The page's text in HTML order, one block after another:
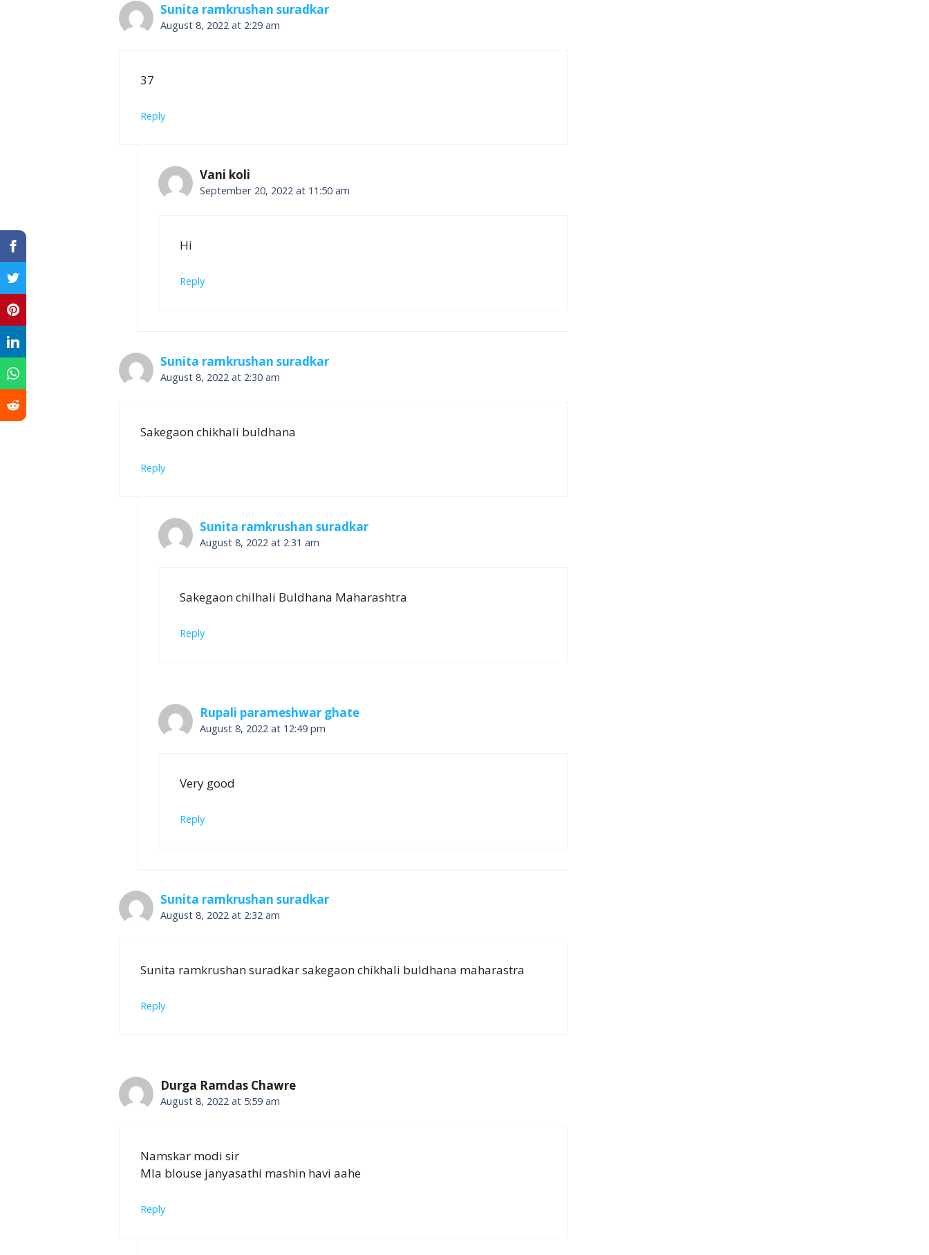
Sunita ramkrushan suradkar
August 8, 2022 at 2:29 am
37
Reply
Vani koli
September 20, 2022 at 11:50 am
Hi
Reply
Sunita ramkrushan suradkar
August 8, 2022 at 2:30 am
Sakegaon chikhali buldhana
Reply
Sunita ramkrushan suradkar
August 8, 2022 at 2:31 am
Sakegaon chilhali Buldhana Maharashtra
Reply
Rupali parameshwar ghate
August 8, 2022 at 12:49 pm
Very good
Reply
Sunita ramkrushan suradkar
August 8, 2022 at 2:32 am
Sunita ramkrushan suradkar sakegaon chikhali buldhana maharastra
Reply
Durga Ramdas Chawre
August 8, 2022 at 5:59 am
Namskar modi sir
Mla blouse janyasathi mashin havi aahe
Reply